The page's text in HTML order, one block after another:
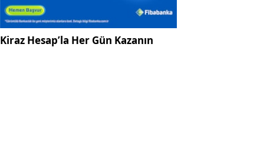
Kiraz Hesap’la Her Gün Kazanın